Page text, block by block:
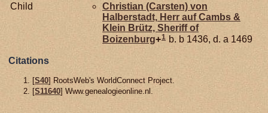
Child
Christian (Carsten) von
Halberstadt, Herr auf Cambs &
Klein Brütz, Sheriff of
Boizenburg+1 b. b 1436, d. a 1469
Citations
[S40] RootsWeb's WorldConnect Project.
[S11640] Www.genealogieonline.nl.